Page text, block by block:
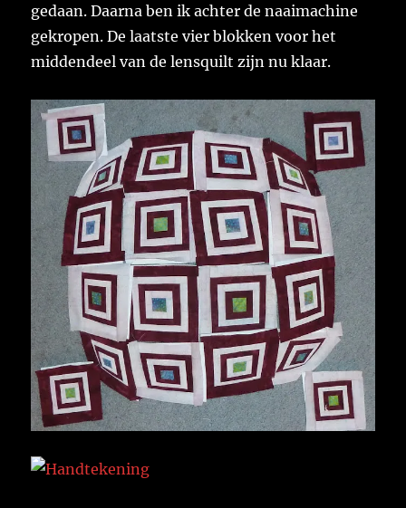
gedaan. Daarna ben ik achter de naaimachine
gekropen. De laatste vier blokken voor het
middendeel van de lensquilt zijn nu klaar.